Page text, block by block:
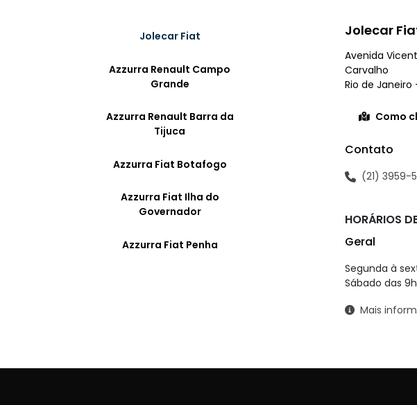
Jolecar Fiat
Azzurra Renault Campo
Grande
Azzurra Renault Barra da
Tijuca
Azzurra Fiat Botafogo
Azzurra Fiat Ilha do
Governador
Azzurra Fiat Penha
Jolecar
Avenida
Carvalho
Rio de Janeiro
Como
Contato
(21) 3959-
HORÁRIOS
Geral
Segunda à
Sábado das
Mais